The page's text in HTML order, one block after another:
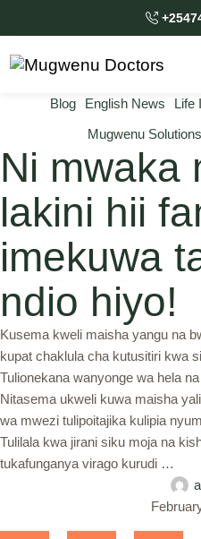
Blog English News Life
Mugwenu Solutions
Ni mwaka
lakini hii
imekuwa
ndio hiyo!
Kusema kweli maisha yangu na
kupat chaklula cha kutusitiri kwa
Tulionekana wanyonge wa hela na
Nitasema ukweli kuwa maisha
wa mwezi tulipoitajika kulipia
Tulilala kwa jirani siku moja na
tukafunganya virago kurudi …